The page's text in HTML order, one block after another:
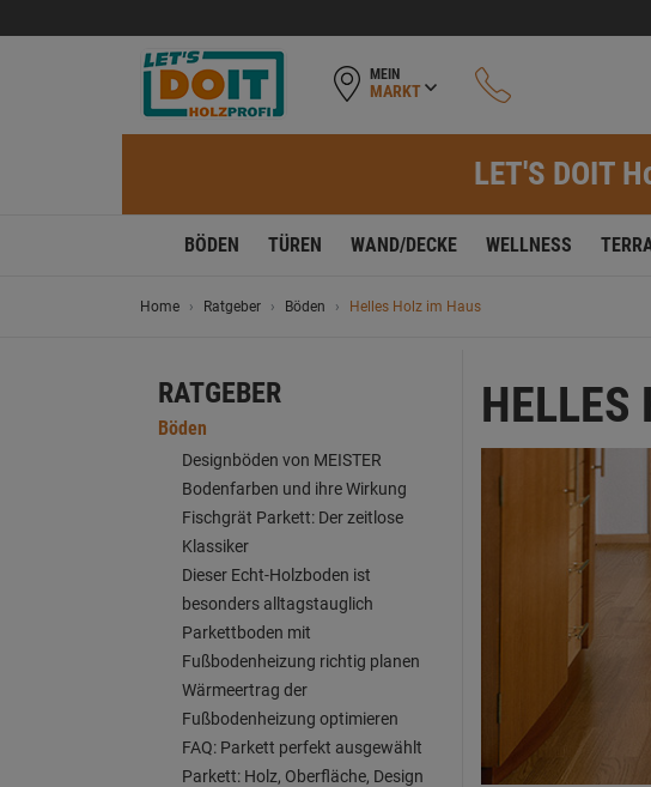
MEIN
MARKT
LET'S DOIT
BÖDEN TÜREN WAND/DECKE WELLNESS
Home Ratgeber Böden Helles Holz im Haus
RATGEBER
Böden
Designböden von MEISTER
Bodenfarben und ihre Wirkung
Fischgrät Parkett: Der zeitlose
Klassiker
Dieser Echt-Holzboden ist
besonders alltagstauglich
Parkettboden mit
Fußbodenheizung richtig planen
Wärmeertrag der
Fußbodenheizung optimieren
FAQ: Parkett perfekt ausgewählt
Parkett: Holz, Oberfläche, Design
HELLES